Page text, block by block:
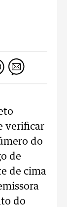
verificar
do
de
de cima
do